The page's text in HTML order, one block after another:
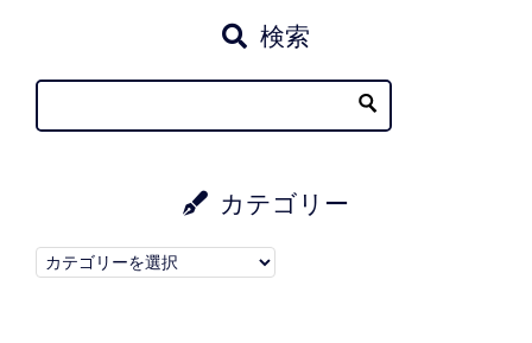
検索
カテゴリー
カ